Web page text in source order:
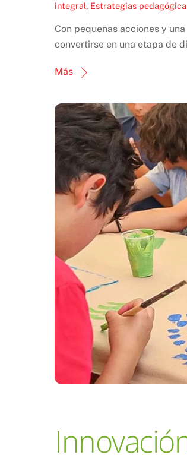
integral, Estrategias
Con pequeñas acciones y
convertirse en una etapa de
Más